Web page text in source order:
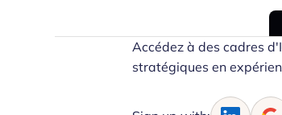
Accédez à des cadres
stratégiques en